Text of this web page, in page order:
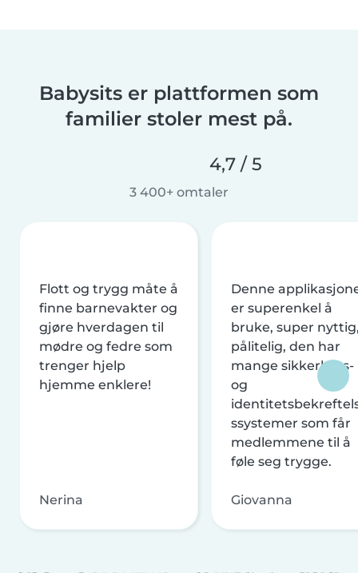
Babysits er plattformen som
familier stoler mest på.
4,7 / 5
3 400+ omtaler
Flott og trygg måte å
finne barnevakter og
gjøre hverdagen til
mødre og fedre som
trenger hjelp
hjemme enklere!
Nerina
Denne
er superenkel å
bruke, super
pålitelig, den har
mange sikkerhets-
og
ssystemer som får
medlemmene til å
føle seg trygge.
Giovanna